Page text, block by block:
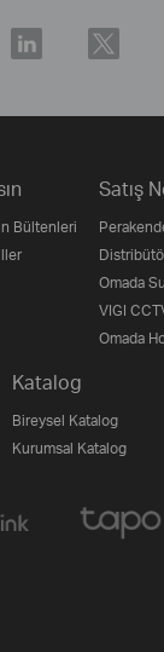
Bültenleri
Satış
Omada
VIGI
Omada
Katalog
Bireysel Katalog
Kurumsal Katalog